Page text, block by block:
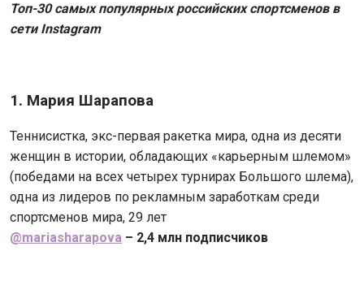
Топ-30 самых популярных российских спортсменов в
сети Instagram
1. Мария Шарапова
Теннисистка, экс-первая ракетка мира, одна из десяти
женщин в истории, обладающих «карьерным шлемом»
(победами на всех четырех турнирах Большого шлема),
одна из лидеров по рекламным заработкам среди
спортсменов мира, 29 лет
@mariasharapova – 2,4 млн подписчиков